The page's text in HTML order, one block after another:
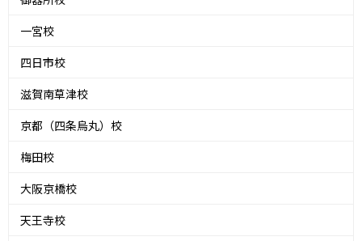
一宮校
四日市校
滋賀南草津校
京都（四条烏丸）校
梅田校
大阪京橋校
天王寺校